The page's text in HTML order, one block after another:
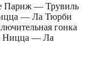
Париж — Трувиль
— Ла Тюрби
гонка
Ницца — Ла